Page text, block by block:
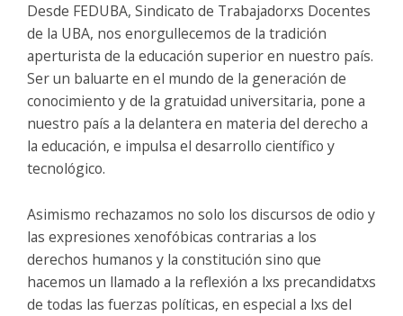
Desde FEDUBA, Sindicato de Trabajadorxs Docentes
de la UBA, nos enorgullecemos de la tradición
aperturista de la educación superior en nuestro país.
Ser un baluarte en el mundo de la generación de
conocimiento y de la gratuidad universitaria, pone a
nuestro país a la delantera en materia del derecho a
la educación, e impulsa el desarrollo científico y
tecnológico.
Asimismo rechazamos no solo los discursos de odio y
las expresiones xenofóbicas contrarias a los
derechos humanos y la constitución sino que
hacemos un llamado a la reflexión a lxs precandidatxs
de todas las fuerzas políticas, en especial a lxs del